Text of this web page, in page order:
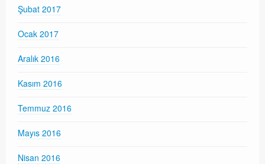
Şubat 2017
Ocak 2017
Aralık 2016
Kasım 2016
Temmuz 2016
Mayıs 2016
Nisan 2016